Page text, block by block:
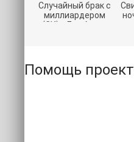
Случайный брак с
миллиардером
(СИ) - Лав Агата
Помощь